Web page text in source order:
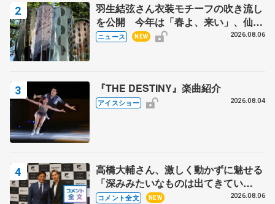
羽生結弦さん衣装モチーフの吹き流し
を公開 今年は「春よ、来い」、仙台
の瑞鳳殿
ニュース NEW 2026.08.06
『THE DESTINY』楽曲紹介
アイスショー 2026.08.04
高橋大輔さん、激しく動かずに魅せる
「深みみたいなものは出てきてい
る？」 〝兄さん〟と慕うレジェンド
コメント全文 NEW 2026.08.06